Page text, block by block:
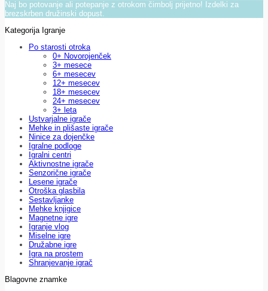
Naj bo potovanje ali potepanje z otrokom čimbolj prijetno! Izdelki za
brezskrben družinski dopust.
Kategorija Igranje
Po starosti otroka
0+ Novorojenček
3+ mesece
6+ mesecev
12+ mesecev
18+ mesecev
24+ mesecev
3+ leta
Ustvarjalne igrače
Mehke in plišaste igrače
Ninice za dojenčke
Igralne podloge
Igralni centri
Aktivnostne igrače
Senzorične igrače
Lesene igrače
Otroška glasbila
Sestavljanke
Mehke knjigice
Magnetne igre
Igranje vlog
Miselne igre
Družabne igre
Igra na prostem
Shranjevanje igrač
Blagovne znamke